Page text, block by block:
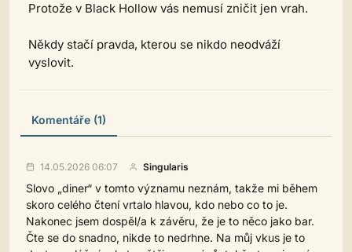
Protože v Black Hollow vás nemusí zničit jen vrah.
Někdy stačí pravda, kterou se nikdo neodváží
vyslovit.
Komentáře (1)
14.05.2026 06:07 Singularis
Slovo „diner“ v tomto významu neznám, takže mi během
skoro celého čtení vrtalo hlavou, kdo nebo co to je.
Nakonec jsem dospěl/a k závěru, že je to něco jako bar.
Čte se do snadno, nikde to nedrhne. Na můj vkus je to